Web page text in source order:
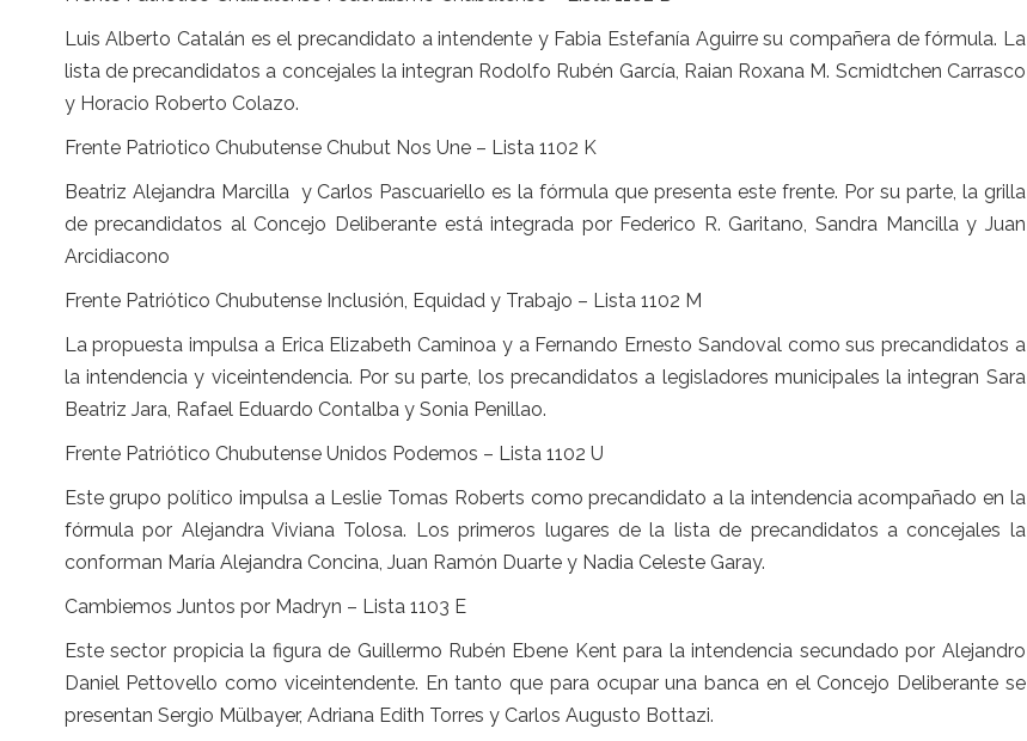
Luis Alberto Catalán es el precandidato a intendente y Fabia Estefanía Aguirre su compañera de fórmula. La
lista de precandidatos a concejales la integran Rodolfo Rubén García, Raian Roxana M. Scmidtchen Carrasco
y Horacio Roberto Colazo.
Frente Patriotico Chubutense Chubut Nos Une – Lista 1102 K
Beatriz Alejandra Marcilla y Carlos Pascuariello es la fórmula que presenta este frente. Por su parte, la grilla
de precandidatos al Concejo Deliberante está integrada por Federico R. Garitano, Sandra Mancilla y Juan
Arcidiacono
Frente Patriótico Chubutense Inclusión, Equidad y Trabajo – Lista 1102 M
La propuesta impulsa a Erica Elizabeth Caminoa y a Fernando Ernesto Sandoval como sus precandidatos a
la intendencia y viceintendencia. Por su parte, los precandidatos a legisladores municipales la integran Sara
Beatriz Jara, Rafael Eduardo Contalba y Sonia Penillao.
Frente Patriótico Chubutense Unidos Podemos – Lista 1102 U
Este grupo político impulsa a Leslie Tomas Roberts como precandidato a la intendencia acompañado en la
fórmula por Alejandra Viviana Tolosa. Los primeros lugares de la lista de precandidatos a concejales la
conforman María Alejandra Concina, Juan Ramón Duarte y Nadia Celeste Garay.
Cambiemos Juntos por Madryn – Lista 1103 E
Este sector propicia la figura de Guillermo Rubén Ebene Kent para la intendencia secundado por Alejandro
Daniel Pettovello como viceintendente. En tanto que para ocupar una banca en el Concejo Deliberante se
presentan Sergio Mülbayer, Adriana Edith Torres y Carlos Augusto Bottazi.